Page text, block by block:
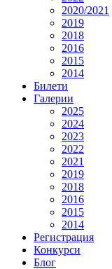
2020/2021
2019
2018
2016
2015
2014
Билети
Галерии
2025
2024
2023
2022
2021
2019
2018
2016
2015
2014
Регистрация
Конкурси
Блог